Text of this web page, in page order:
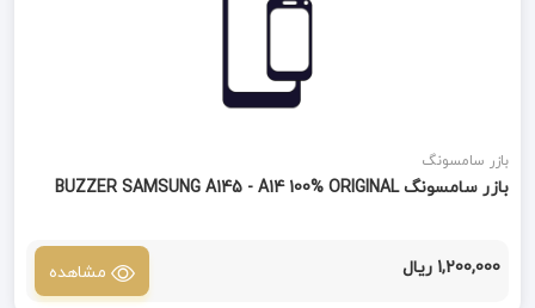
بازر سامسونگ
بازر سامسونگ BUZZER SAMSUNG A145 - A14 100% ORIGINAL
1,200,000 ریال مشاهده